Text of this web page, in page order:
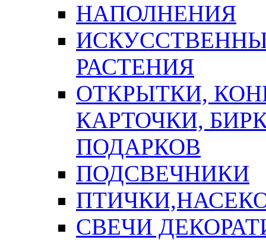
НАПОЛНЕНИЯ
РАСТЕНИЯ
ОТКРЫТКИ,
КАРТОЧКИ,
ПОДАРКОВ
ПОДСВЕЧНИКИ
СВЕЧИ